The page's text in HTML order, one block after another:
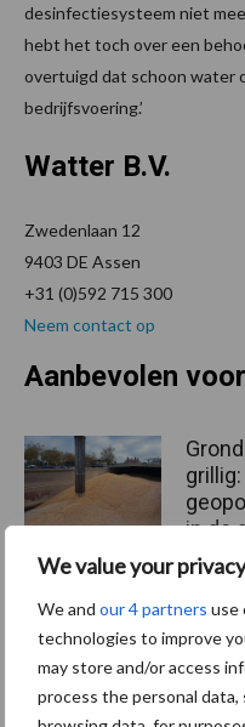
We value your privacy
We and our 4 partners use
technologies to improve
may store and/or access
process the personal data,
desinfectiesysteem niet
hebt het toch over een
overtuigd dat schoon water
bedrijfsvoering.’
Watter B.V.
Zwedenlaan 12
9403 DE Assen
+31 (0)592 715 300
Neem contact op
Aanbevolen
in de
De
voor